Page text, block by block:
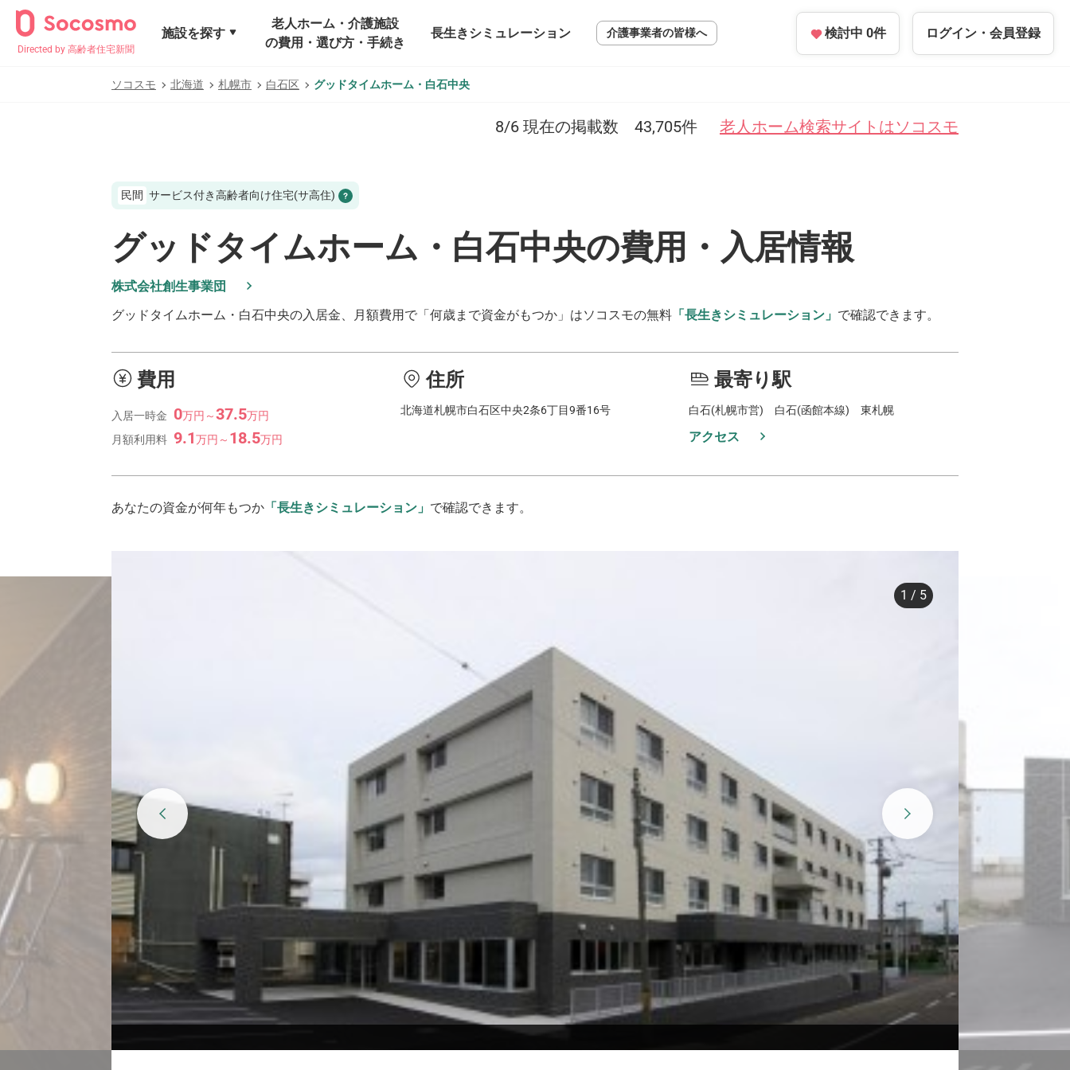
Directed by 高齢者住宅新聞
施設を探す
老人ホーム・介護施設
の費用・選び方・手続き
長生きシミュレーション 介護事業者の皆様へ 検討中 0件 ログイン・ 会員登録
ソコスモ 北海道 札幌市 白石区 グッドタイムホーム・白石中央
8/6 現在の掲載数 43,705件 老人ホーム検索サイトはソコスモ
民間 サービス付き高齢者向け住宅(サ高住)
グッドタイムホーム・白石中央の費用・入居情報
株式会社創生事業団
グッドタイムホーム・白石中央の入居金、月額費用で「何歳まで資金がもつか」はソコスモの無料 「長生きシミュレーション」 で確認できます。
費用
入居一時金 0万円 ～37.5万円
月額利用料 9.1万円 ～ 18.5万円
住所
北海道札幌市白石区中央2条6丁目9番16号
最寄り駅
白石(札幌市営) 白石(函館本線) 東札幌
アクセス
あなたの資金が何年もつか 「長生きシミュレーション」 で確認できます。
1 / 5